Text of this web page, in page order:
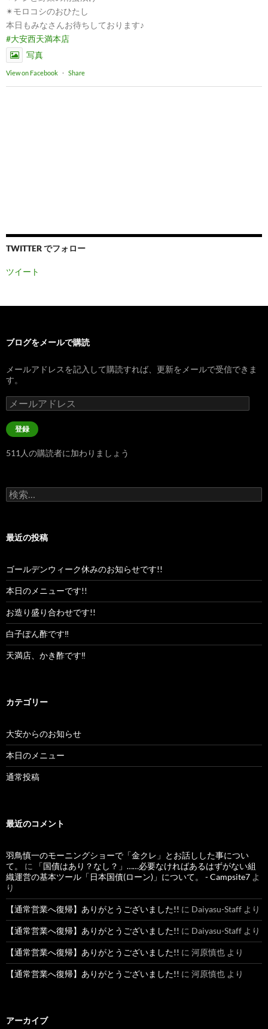
✴︎モロコシのおひたし
本日もみなさんお待ちしております♪
#大安西天満本店
写真
View on Facebook · Share
TWITTER でフォロー
ツイート
ブログをメールで購読
メールアドレスを記入して購読すれば、更新をメールで受信できま
す。
メ
ー
ル
ア
レ
登録
511人の購読者に加わりましょう
検
索:
最近の投稿
ゴールデンウィーク休みのお知らせです!!
本日のメニューです!!
お造り盛り合わせです!!
白子ぽん酢です‼︎
天満店、かき酢です‼︎
カテゴリー
大安からのお知らせ
本日のメニュー
通常投稿
最近のコメント
羽鳥慎一のモーニングショーで「金クレ」とお話しした事につい
て。
に
「国債はあり？なし？」……必要なければあるはずがない組
織運営の基本ツール「日本国債(ローン)」について。 - Campsite7 よ
り
【通常営業へ復帰】ありがとうございました!! に Daiyasu-Staff より
【通常営業へ復帰】ありがとうございました!! に Daiyasu-Staff より
【通常営業へ復帰】ありがとうございました!! に 河原慎也 より
【通常営業へ復帰】ありがとうございました!! に 河原慎也 より
アーカイブ